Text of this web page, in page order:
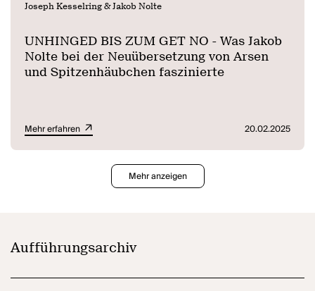
Joseph Kesselring & Jakob Nolte
UNHINGED BIS ZUM GET NO - Was Jakob
Nolte bei der Neuübersetzung von Arsen
und Spitzenhäubchen faszinierte
Mehr erfahren 20.02.2025
Mehr anzeigen
Aufführungsarchiv